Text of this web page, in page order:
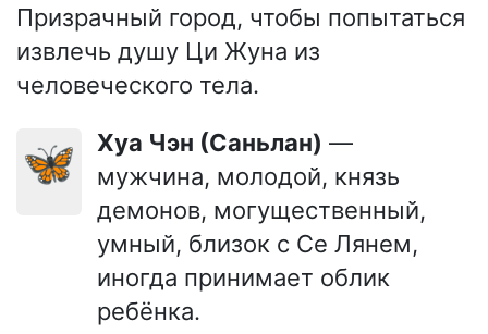
Призрачный город, чтобы попытаться
извлечь душу Ци Жуна из
человеческого тела.
🦋 Хуа Чэн (Саньлан) —
мужчина, молодой, князь
демонов, могущественный,
умный, близок с Се Лянем,
иногда принимает облик
ребёнка.